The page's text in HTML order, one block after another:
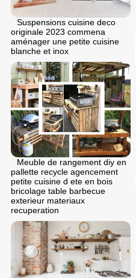
Suspensions cuisine deco
originale 2023 commena
aménager une petite cuisine
blanche et inox
Meuble de rangement diy en
pallette recycle agencement
petite cuisine d ete en bois
bricolage table barbecue
exterieur materiaux
recuperation